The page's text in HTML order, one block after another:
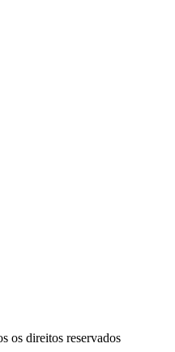
direitos reservados